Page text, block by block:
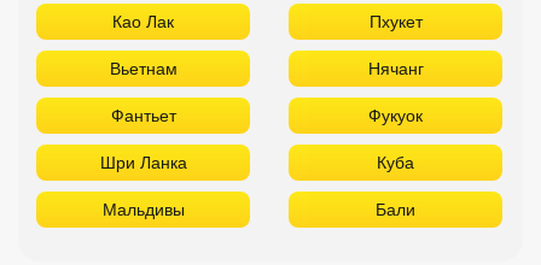
Као Лак Пхукет
Вьетнам Нячанг
Фантьет Фукуок
Шри Ланка Куба
Мальдивы Бали